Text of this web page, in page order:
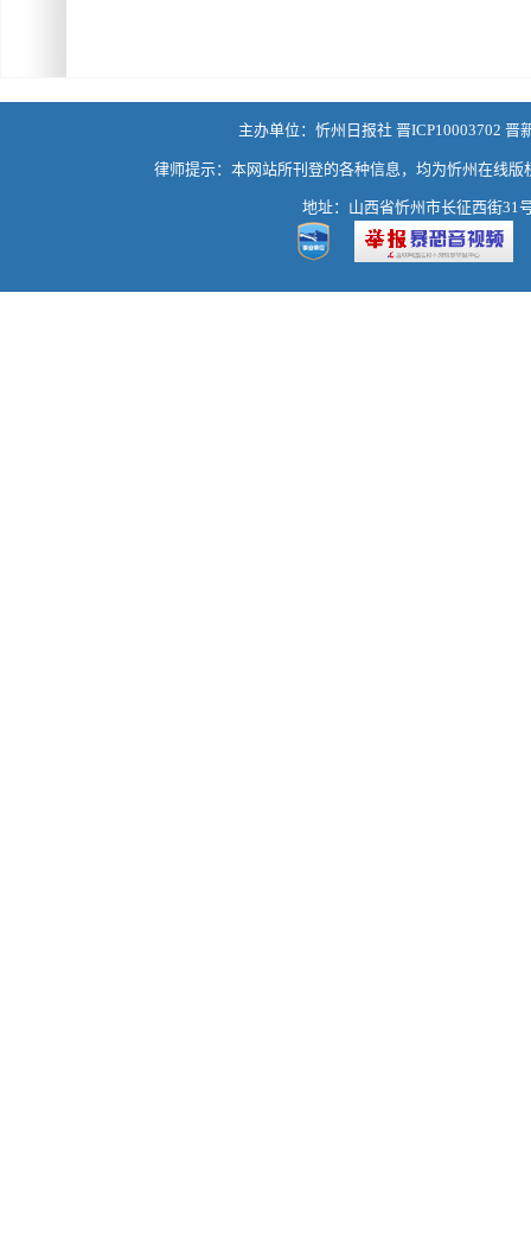
主办单位：忻州日报社 晋ICP10003702 晋
律师提示：本网站所刊登的各种信息，均为忻州在线
地址：山西省忻州市长征西街31